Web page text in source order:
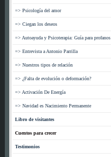
=> Psicología del amor
=> Ciegan los deseos
=> Autoayuda y Psicoterapia: Guía para profanos
=> Entrevista a Antonio Parrilla
=> Nuestros tipos de relación
=> ¿Falta de evolución o deformación?
=> Activación De Energía
=> Navidad es Nacimiento Permanente
Libro de visitantes
Cuentos para crecer
Testimonios